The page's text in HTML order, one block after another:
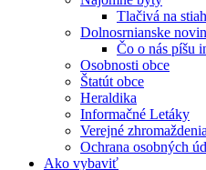
Tlačivá na
Dolnosrnianske
Čo o nás píšu
Osobnosti obce
Štatút obce
Heraldika
Informačné Letáky
Verejné zhromaždenia
Ochrana osobných
Ako vybaviť